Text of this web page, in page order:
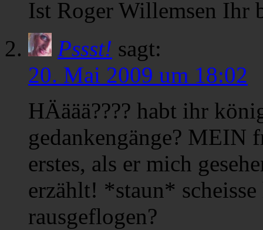
Ist Roger Willemsen Ihr
Pssst! sagt:
20. Mai 2009 um 18:02
HÄäää???? habt ihr
gedankengänge? MEIN
erstes, als er mich
erzählt! *staun*
rausgeflogen?